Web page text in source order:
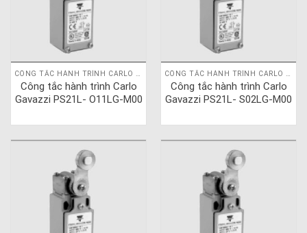
CÔNG TẮC HÀNH TRÌNH CARLO GAVAZZI
Công tắc hành trình Carlo
Gavazzi PS21L- O11LG-M00
CÔNG TẮC HÀNH TRÌNH CARLO GAVAZZI
Công tắc hành trình Carlo
Gavazzi PS21L- S02LG-M00